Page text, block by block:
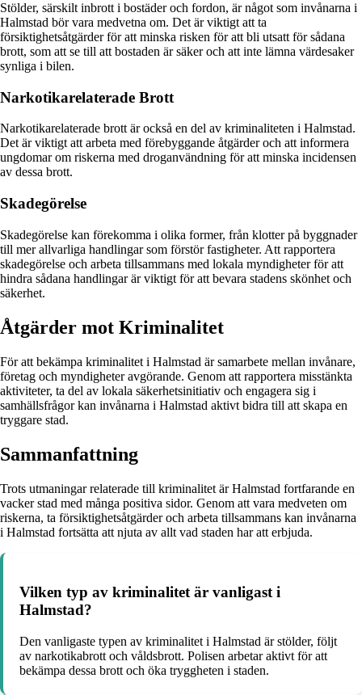
Stölder, särskilt inbrott i bostäder och fordon, är något som invånarna i
Halmstad bör vara medvetna om. Det är viktigt att ta
försiktighetsåtgärder för att minska risken för att bli utsatt för sådana
brott, som att se till att bostaden är säker och att inte lämna värdesaker
synliga i bilen.
Narkotikarelaterade Brott
Narkotikarelaterade brott är också en del av kriminaliteten i Halmstad.
Det är viktigt att arbeta med förebyggande åtgärder och att informera
ungdomar om riskerna med droganvändning för att minska incidensen
av dessa brott.
Skadegörelse
Skadegörelse kan förekomma i olika former, från klotter på byggnader
till mer allvarliga handlingar som förstör fastigheter. Att rapportera
skadegörelse och arbeta tillsammans med lokala myndigheter för att
hindra sådana handlingar är viktigt för att bevara stadens skönhet och
säkerhet.
Åtgärder mot Kriminalitet
För att bekämpa kriminalitet i Halmstad är samarbete mellan invånare,
företag och myndigheter avgörande. Genom att rapportera misstänkta
aktiviteter, ta del av lokala säkerhetsinitiativ och engagera sig i
samhällsfrågor kan invånarna i Halmstad aktivt bidra till att skapa en
tryggare stad.
Sammanfattning
Trots utmaningar relaterade till kriminalitet är Halmstad fortfarande en
vacker stad med många positiva sidor. Genom att vara medveten om
riskerna, ta försiktighetsåtgärder och arbeta tillsammans kan invånarna
i Halmstad fortsätta att njuta av allt vad staden har att erbjuda.
Vilken typ av kriminalitet är vanligast i
Halmstad?
Den vanligaste typen av kriminalitet i Halmstad är stölder, följt
av narkotikabrott och våldsbrott. Polisen arbetar aktivt för att
bekämpa dessa brott och öka tryggheten i staden.